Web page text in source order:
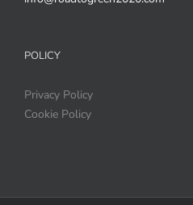
POLICY
Privacy Policy
Cookie Policy